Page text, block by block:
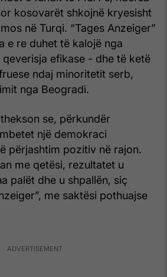
kosovarët shkojnë kryesisht
në Turqi. “Tages Anzeiger”
e re duhet të kalojë nga
efikase - dhe të ketë
ndaj minoritetit serb,
nga Beogradi.
se, përkundër
një demokraci
përjashtim pozitiv në rajon.
me qetësi, rezultatet u
palët dhe u shpallën, siç
me saktësi pothuajse